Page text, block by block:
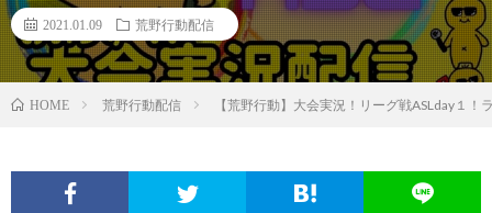
2021.01.09 荒野行動配信
HOME 荒野行動配信 【荒野行動】大会実況！リーグ戦ASLday１！